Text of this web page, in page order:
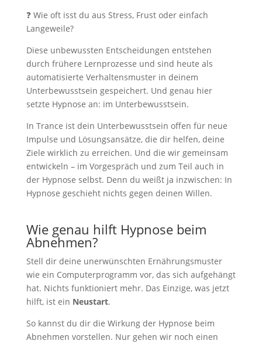
❓ Wie oft isst du aus Stress, Frust oder einfach
Langeweile?
Diese unbewussten Entscheidungen entstehen
durch frühere Lernprozesse und sind heute als
automatisierte Verhaltensmuster in deinem
Unterbewusstsein gespeichert. Und genau hier
setzte Hypnose an: im Unterbewusstsein.
In Trance ist dein Unterbewusstsein offen für neue
Impulse und Lösungsansätze, die dir helfen, deine
Ziele wirklich zu erreichen. Und die wir gemeinsam
entwickeln – im Vorgespräch und zum Teil auch in
der Hypnose selbst. Denn du weißt ja inzwischen: In
Hypnose geschieht nichts gegen deinen Willen.
Wie genau hilft Hypnose beim
Abnehmen?
Stell dir deine unerwünschten Ernährungsmuster
wie ein Computerprogramm vor, das sich aufgehängt
hat. Nichts funktioniert mehr. Das Einzige, was jetzt
hilft, ist ein Neustart.
So kannst du dir die Wirkung der Hypnose beim
Abnehmen vorstellen. Nur gehen wir noch einen